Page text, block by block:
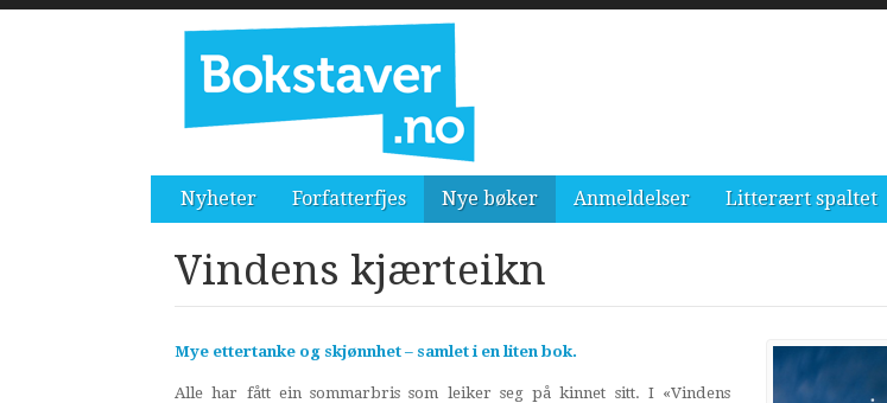
Nyheter Forfatterfjes Nye bøker Anmeldelser Litterært spaltet
Vindens kjærteikn
Mye ettertanke og skjønnhet – samlet i en liten bok.
Alle har fått ein sommarbris som leiker seg på kinnet sitt. I «Vindens